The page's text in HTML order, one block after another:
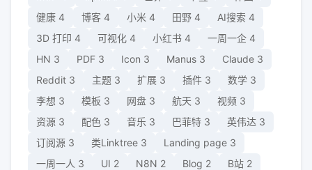
健康 4 博客 4 小米 4 田野 4 AI搜索 4
3D 打印 4 可视化 4 小红书 4 一周一企 4
HN 3 PDF 3 Icon 3 Manus 3 Claude 3
Reddit 3 主题 3 扩展 3 插件 3 数学 3
李想 3 模板 3 网盘 3 航天 3 视频 3
资源 3 配色 3 音乐 3 巴菲特 3 英伟达 3
订阅源 3 类Linktree 3 Landing page 3
一周一人 3 UI 2 N8N 2 Blog 2 B站 2